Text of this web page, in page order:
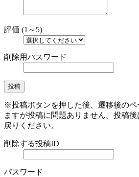
評価 (1～5)
削除用パスワード
※投稿ボタンを押した後、遷移後の
ますが投稿に問題ありません。投稿
戻りください。
削除する投稿ID
パスワード